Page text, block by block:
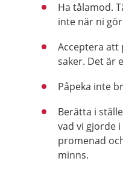
Ha tålamod.
inte när ni
Acceptera att
saker. Det är
Påpeka inte
Berätta i
vad vi gjorde i
promenad
minns.